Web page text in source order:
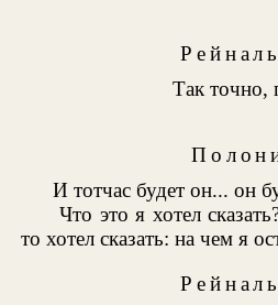
Так точно,
И тотчас будет он... он
Что это я хотел
то хотел сказать: на чем я